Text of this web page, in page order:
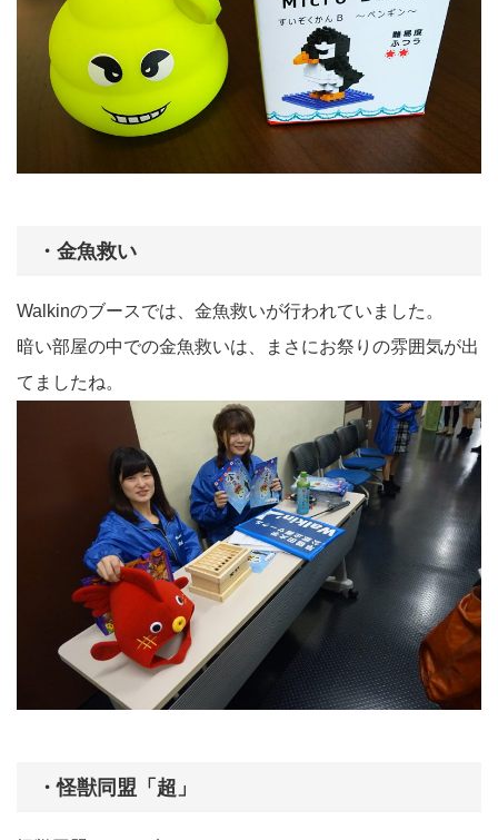
・金魚救い
Walkinのブースでは、金魚救いが行われていました。
暗い部屋の中での金魚救いは、まさにお祭りの雰囲気が出
てましたね。
・怪獣同盟「超」